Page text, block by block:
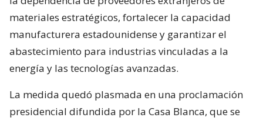
materiales estratégicos, fortalecer la capacidad
manufacturera estadounidense y garantizar el
abastecimiento para industrias vinculadas a la
energía y las tecnologías avanzadas.
La medida quedó plasmada en una proclamación
presidencial difundida por la Casa Blanca, que se